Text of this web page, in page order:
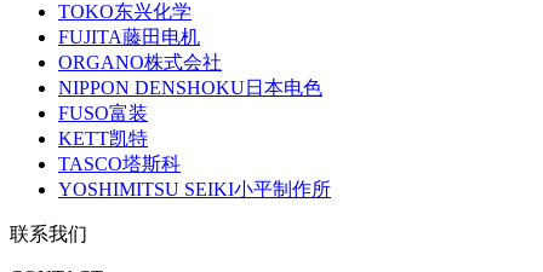
TOKO东兴化学
FUJITA藤田电机
ORGANO株式会社
NIPPON DENSHOKU日本电色
FUSO富装
KETT凯特
TASCO塔斯科
YOSHIMITSU SEIKI小平制作所
联系我们